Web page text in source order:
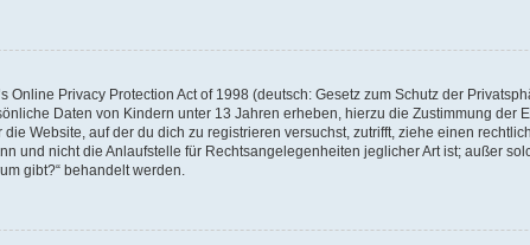
Online Privacy Protection Act of 1998 (deutsch: Gesetz zum Schutz der
Daten von Kindern unter 13 Jahren erheben, hierzu die Zustimmung
Website, auf der du dich zu registrieren versuchst, zutrifft, ziehe einen
und nicht die Anlaufstelle für Rechtsangelegenheiten jeglicher Art ist; außer
gibt?“ behandelt werden.